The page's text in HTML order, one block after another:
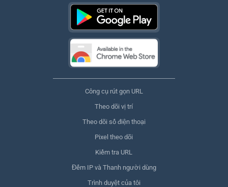
Công cụ rút gọn URL
Theo dõi vị trí
Theo dõi số điện thoại
Pixel theo dõi
Kiểm tra URL
Đếm IP và Thanh người dùng
Trình duyệt của tôi